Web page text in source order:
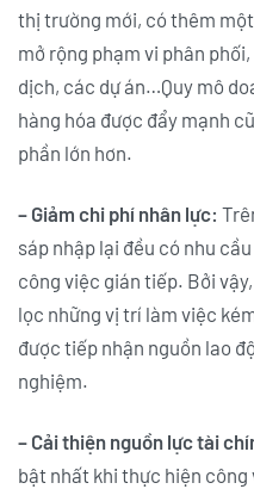
thị trường mới, có thêm
mở rộng phạm vi phân
dịch, các dự án…Quy mô
hàng hóa được đẩy mạnh
phần lớn hơn.
– Giảm chi phí nhân lực:
sáp nhập lại đều có nhu
công việc gián tiếp. Bởi
lọc những vị trí làm việc
được tiếp nhận nguồn lao
nghiệm.
– Cải thiện nguồn lực tài
bật nhất khi thực hiện công